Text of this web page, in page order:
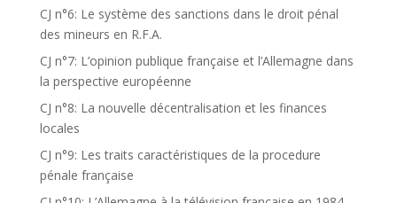
CJ n°6: Le système des sanctions dans le droit pénal
des mineurs en R.F.A.
CJ n°7: L’opinion publique française et l’Allemagne dans
la perspective européenne
CJ n°8: La nouvelle décentralisation et les finances
locales
CJ n°9: Les traits caractéristiques de la procedure
pénale française